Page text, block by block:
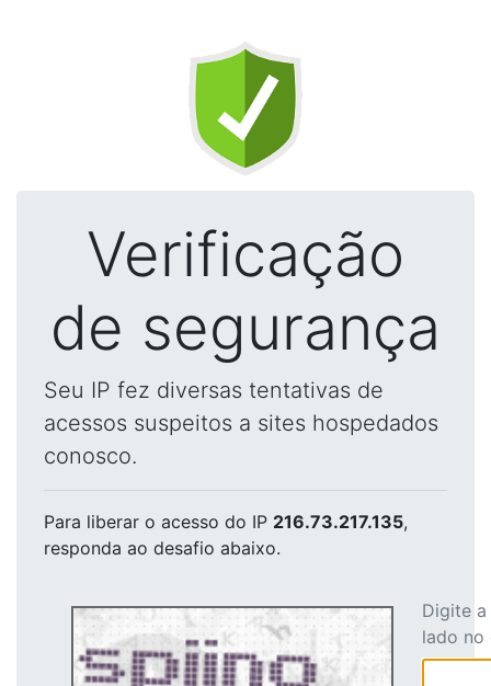
Verificação
de segurança
Seu IP fez diversas tentativas de
acessos suspeitos a sites hospedados
conosco.
Para liberar o acesso do IP 216.73.217.135,
responda ao desafio abaixo.
Digite
lado no